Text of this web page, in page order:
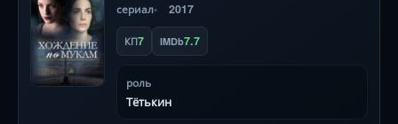
сериал 2017
КП7 IMDb7.7
роль
Тётькин